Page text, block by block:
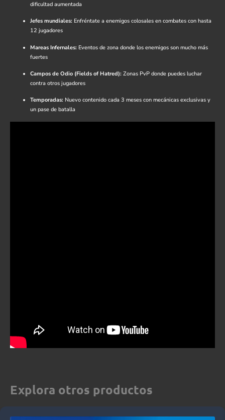
dificultad aumentada
Jefes mundiales: Enfréntate a enemigos colosales en combates con hasta
12 jugadores
Mareas Infernales: Eventos de zona donde los enemigos son mucho más
fuertes
Campos de Odio (Fields of Hatred): Zonas PvP donde puedes luchar
contra otros jugadores
Temporadas: Nuevo contenido cada 3 meses con mecánicas exclusivas y
un pase de batalla
Explora otros productos